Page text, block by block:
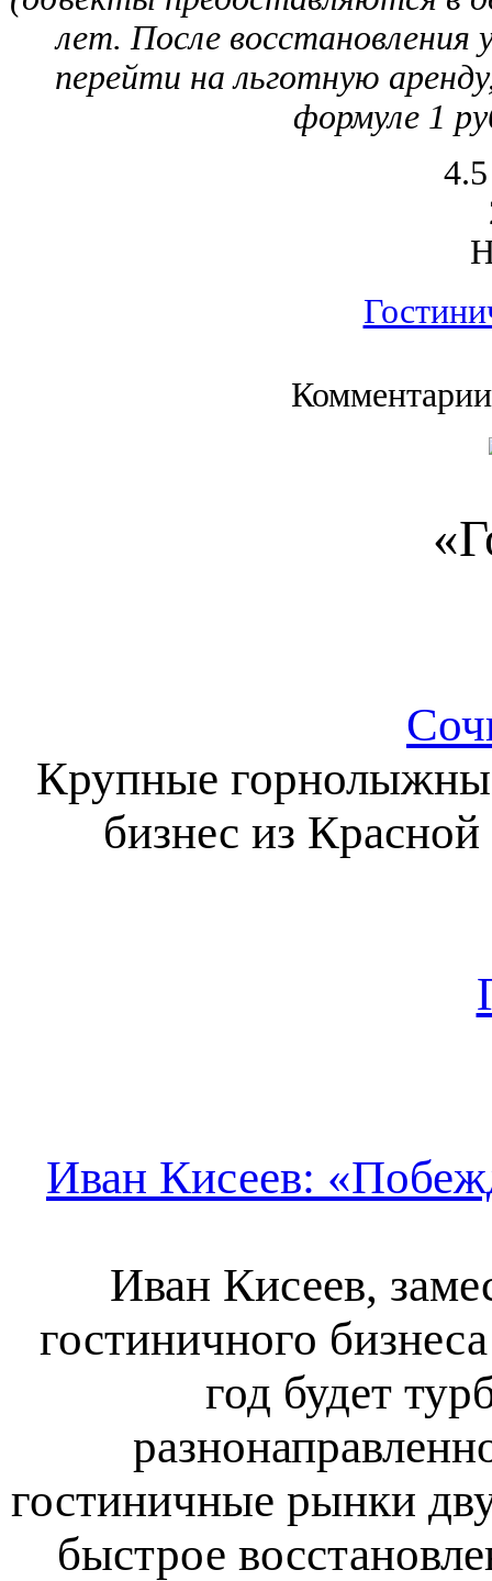
лет. После восстановления
перейти на льготную
формуле 1
Крупные
бизнес из
Иван Кисеев:
Иван Кисеев,
гостиничного
год будет
гостиничные рынки
быстрое